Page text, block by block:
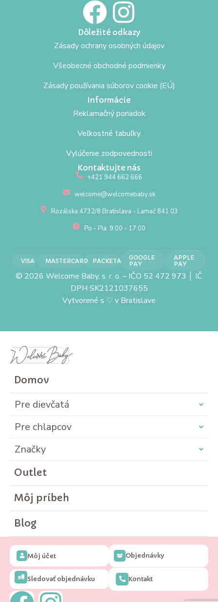
Dôležité odkazy
Zásady ochrany osobných údajov
Všeobecné obchodné podmienky
Zásady používania súborov cookie (EÚ)
Informácie
Reklamačný poriadok
Veľkostné tabuľky
Vylúčenie zodpovednosti
Kontaktujte nás
+421 944 662 666
welcome@welcomebaby.sk
Rozálska 4732/8 Bratislava - Lamač 841 03
Po - Pia: 9:00 - 17:00
VISA MASTERCARD PACKETA
GOOGLE
PAY
APPLE
PAY
© 2026 Welcome Baby, s. r. o. – IČO 52 472 973 │ IČ
DPH SK2121037655
Vytvorené s ♡ v Bratislave
Domov
Pre dievčatá
Pre chlapcov
Značky
Outlet
Môj príbeh
Blog
Môj účet Objednávky
Sledovať objednávku Kontakt